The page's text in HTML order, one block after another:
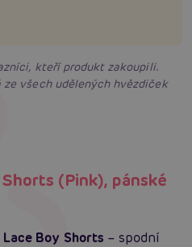
kteří produkt zakoupili.
ze všech udělených hvězdiček
(Pink), pánské
Lace Boy Shorts – spodní